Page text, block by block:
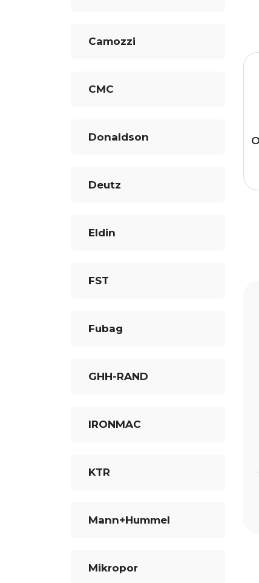
Camozzi
CMC
Donaldson
Deutz
Eldin
FST
Fubag
GHH-RAND
IRONMAC
KTR
Mann+Hummel
Mikropor